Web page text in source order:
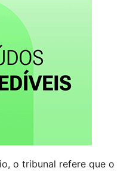
o tribunal refere que o